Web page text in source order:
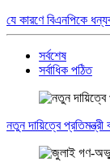
যে কারণে বিএনপিকে
সর্বশেষ
সর্বাধিক পঠিত
নতুন দায়িত্বে প্রতিমন্ত্রী